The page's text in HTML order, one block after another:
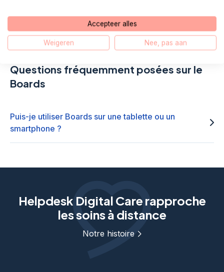
E-mail WhatsApp
Questions fréquemment posées sur le
Boards
Puis-je utiliser Boards sur une tablette ou un
smartphone ?
Helpdesk Digital Care rapproche
les soins à distance
Notre histoire
Accepteer alles
Weigeren Nee, pas aan